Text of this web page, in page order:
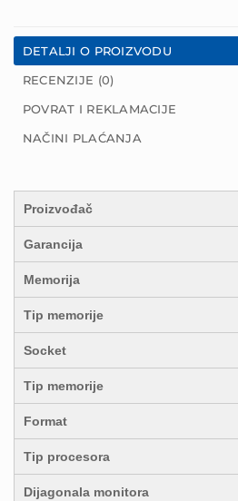
DETALJI O PROIZVODU
RECENZIJE (0)
POVRAT I REKLAMACIJE
NAČINI PLAĆANJA
Proizvođač
Garancija
Memorija
Tip memorije
Socket
Tip memorije
Format
Tip procesora
Dijagonala monitora